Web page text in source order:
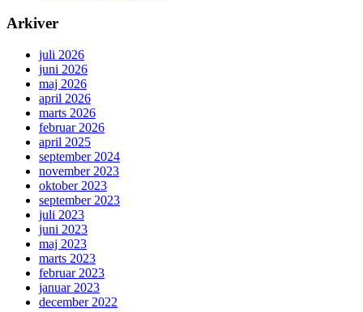
Arkiver
juli 2026
juni 2026
maj 2026
april 2026
marts 2026
februar 2026
april 2025
september 2024
november 2023
oktober 2023
september 2023
juli 2023
juni 2023
maj 2023
marts 2023
februar 2023
januar 2023
december 2022